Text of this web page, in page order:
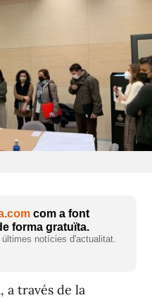
com a font
forma gratuïta.
notícies d'actualitat.
a través de la